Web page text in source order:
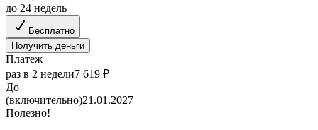
до 24 недель
Бесплатно
Получить деньги
Платеж
раз в 2 недели7 619 ₽
До
(включительно)21.01.2027
Полезно!